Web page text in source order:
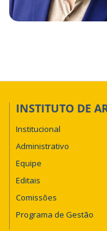
INSTITUTO DE
Institucional
Administrativo
Equipe
Editais
Comissões
Programa de Gestão